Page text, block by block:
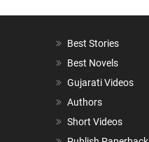
Best Stories
Best Novels
Gujarati Videos
Authors
Short Videos